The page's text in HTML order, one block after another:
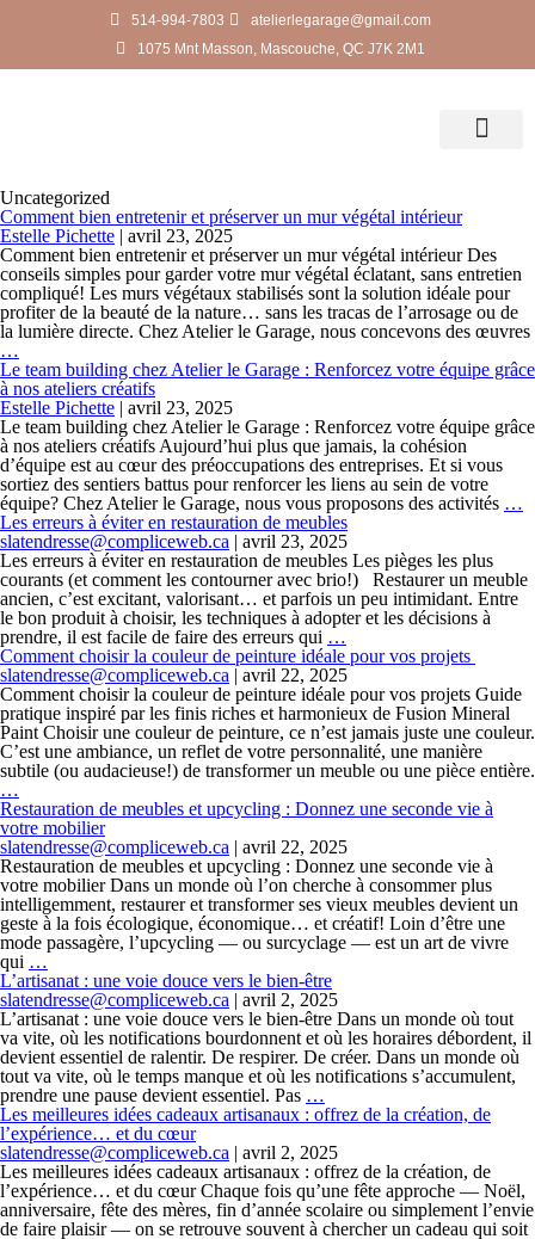
514-994-7803
atelierlegarage@gmail.com
1075 Mnt Masson, Mascouche, QC J7K 2M1
Uncategorized
Comment bien entretenir et préserver un mur végétal intérieur
Estelle Pichette | avril 23, 2025
Comment bien entretenir et préserver un mur végétal intérieur Des
conseils simples pour garder votre mur végétal éclatant, sans entretien
compliqué! Les murs végétaux stabilisés sont la solution idéale pour
profiter de la beauté de la nature… sans les tracas de l’arrosage ou de
la lumière directe. Chez Atelier le Garage, nous concevons des œuvres
…
Le team building chez Atelier le Garage : Renforcez votre équipe grâce
à nos ateliers créatifs
Estelle Pichette | avril 23, 2025
Le team building chez Atelier le Garage : Renforcez votre équipe grâce
à nos ateliers créatifs Aujourd’hui plus que jamais, la cohésion
d’équipe est au cœur des préoccupations des entreprises. Et si vous
sortiez des sentiers battus pour renforcer les liens au sein de votre
équipe? Chez Atelier le Garage, nous vous proposons des activités …
Les erreurs à éviter en restauration de meubles
slatendresse@compliceweb.ca | avril 23, 2025
Les erreurs à éviter en restauration de meubles Les pièges les plus
courants (et comment les contourner avec brio!) Restaurer un meuble
ancien, c’est excitant, valorisant… et parfois un peu intimidant. Entre
le bon produit à choisir, les techniques à adopter et les décisions à
prendre, il est facile de faire des erreurs qui …
Comment choisir la couleur de peinture idéale pour vos projets ​
slatendresse@compliceweb.ca | avril 22, 2025
Comment choisir la couleur de peinture idéale pour vos projets Guide
pratique inspiré par les finis riches et harmonieux de Fusion Mineral
Paint Choisir une couleur de peinture, ce n’est jamais juste une couleur.
C’est une ambiance, un reflet de votre personnalité, une manière
subtile (ou audacieuse!) de transformer un meuble ou une pièce entière.
…
Restauration de meubles et upcycling : Donnez une seconde vie à
votre mobilier​
slatendresse@compliceweb.ca | avril 22, 2025
Restauration de meubles et upcycling : Donnez une seconde vie à
votre mobilier Dans un monde où l’on cherche à consommer plus
intelligemment, restaurer et transformer ses vieux meubles devient un
geste à la fois écologique, économique… et créatif! Loin d’être une
mode passagère, l’upcycling — ou surcyclage — est un art de vivre
qui …
L’artisanat : une voie douce vers le bien-être​
slatendresse@compliceweb.ca | avril 2, 2025
L’artisanat : une voie douce vers le bien-être Dans un monde où tout
va vite, où les notifications bourdonnent et où les horaires débordent, il
devient essentiel de ralentir. De respirer. De créer. Dans un monde où
tout va vite, où le temps manque et où les notifications s’accumulent,
prendre une pause devient essentiel. Pas …
Les meilleures idées cadeaux artisanaux : offrez de la création, de
l’expérience… et du cœur
slatendresse@compliceweb.ca | avril 2, 2025
Les meilleures idées cadeaux artisanaux : offrez de la création, de
l’expérience… et du cœur Chaque fois qu’une fête approche — Noël,
anniversaire, fête des mères, fin d’année scolaire ou simplement l’envie
de faire plaisir — on se retrouve souvent à chercher un cadeau qui soit